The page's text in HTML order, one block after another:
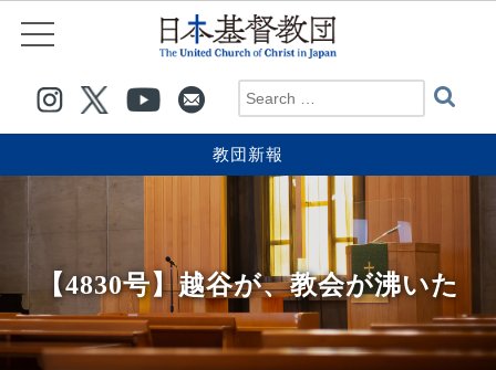
教団新報
【4830号】越谷が、教会が沸いた